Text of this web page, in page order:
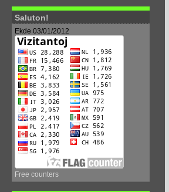
Saluton!
Ekde 03/01/2012
Free counters